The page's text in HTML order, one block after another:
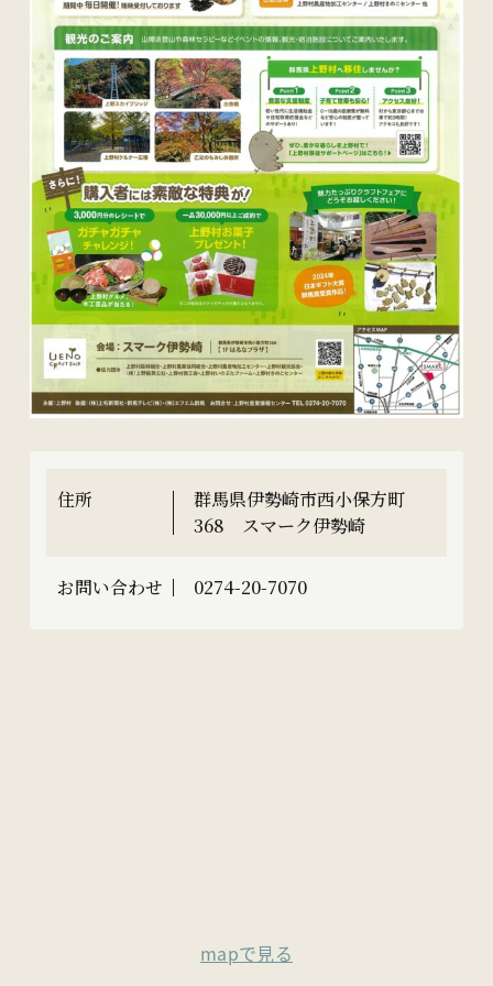
住所
群馬県伊勢崎市西小保方町
368 スマーク伊勢崎
お問い合わせ 0274-20-7070
mapで見る